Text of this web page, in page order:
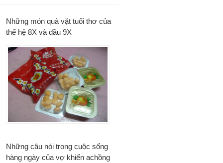
Những món quà vặt tuổi thơ của
thế hệ 8X và đầu 9X
Những câu nói trong cuộc sống
hàng ngày của vợ khiến achồng